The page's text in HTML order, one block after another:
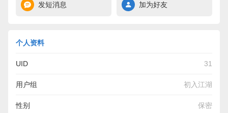
发短消息 加为好友
个人资料
UID 31
用户组 初入江湖
性别 保密